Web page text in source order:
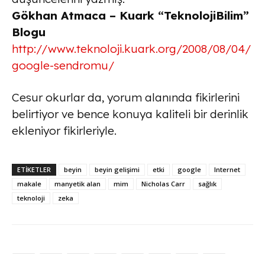
Gökhan Atmaca – Kuark “TeknolojiBilim”
Blogu
http://www.teknoloji.kuark.org/2008/08/04/
google-sendromu/
Cesur okurlar da, yorum alanında fikirlerini
belirtiyor ve bence konuya kaliteli bir derinlik
ekleniyor fikirleriyle.
ETİKETLER beyin beyin gelişimi etki google
Internet
makale
manyetik alan mim Nicholas Carr
sağlık
teknoloji
zeka